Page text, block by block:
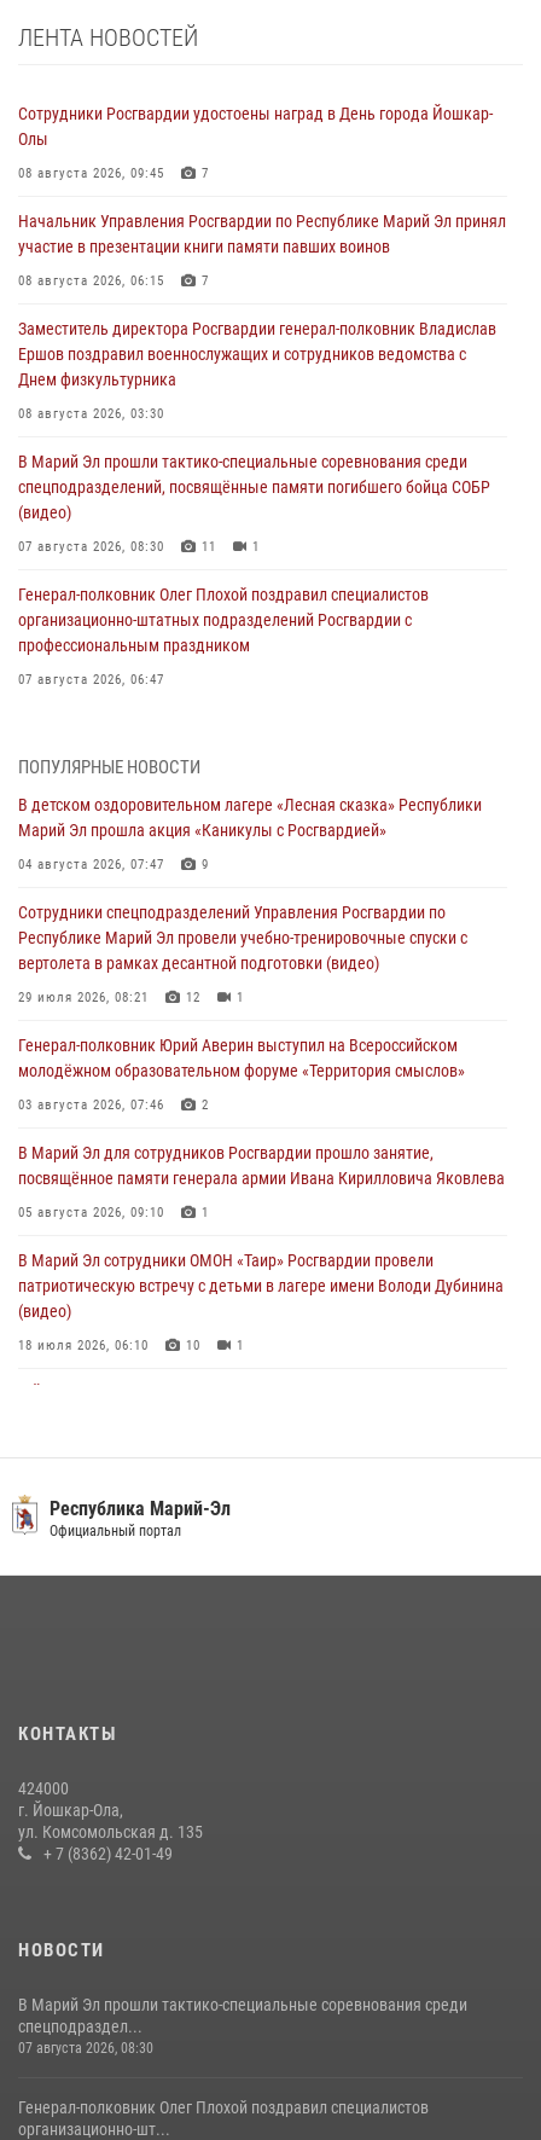
ЛЕНТА НОВОСТЕЙ
Сотрудники Росгвардии удостоены наград в День города Йошкар-
Олы
08 августа 2026, 09:45 7
Начальник Управления Росгвардии по Республике Марий Эл принял
участие в презентации книги памяти павших воинов
08 августа 2026, 06:15 7
Заместитель директора Росгвардии генерал-полковник Владислав
Ершов поздравил военнослужащих и сотрудников ведомства с
Днем физкультурника
08 августа 2026, 03:30
В Марий Эл прошли тактико-специальные соревнования среди
спецподразделений, посвящённые памяти погибшего бойца СОБР
(видео)
07 августа 2026, 08:30 11 1
Генерал-полковник Олег Плохой поздравил специалистов
организационно-штатных подразделений Росгвардии с
профессиональным праздником
07 августа 2026, 06:47
Всероссийском семинаре в Нижнем Новгороде (видео)
07 августа 2026, 06:25 8 1
Команда «Росгвардия» принимает участие в военно-спортивном
07 августа 2026, 05:43 10
Представитель вневедомственной охраны Управления Росгвардии
по Республике Марий Эл принял участие в учебно-методическом
06 августа 2026, 09:37 10
В Марий Эл сотрудники ЛРР Росгвардии за прошедший месяц
06 августа 2026, 08:00
В Марий Эл сотрудники вневедомственной охраны Росгвардии за
05 августа 2026, 09:44
ПОПУЛЯРНЫЕ НОВОСТИ
В детском оздоровительном лагере «Лесная сказка» Республики
Марий Эл прошла акция «Каникулы с Росгвардией»
04 августа 2026, 07:47 9
Сотрудники спецподразделений Управления Росгвардии по
Республике Марий Эл провели учебно-тренировочные спуски с
вертолета в рамках десантной подготовки (видео)
29 июля 2026, 08:21 12 1
Генерал-полковник Юрий Аверин выступил на Всероссийском
молодёжном образовательном форуме «Территория смыслов»
03 августа 2026, 07:46 2
В Марий Эл для сотрудников Росгвардии прошло занятие,
посвящённое памяти генерала армии Ивана Кирилловича Яковлева
05 августа 2026, 09:10 1
В Марий Эл сотрудники ОМОН «Таир» Росгвардии провели
патриотическую встречу с детьми в лагере имени Володи Дубинина
(видео)
18 июля 2026, 06:10 10 1
В Марий Эл сотрудники Росгвардии присоединились к масштабной
донорской акции (видео)
Управление Росгвардии по Республике Марий Эл продолжает
(видео)
11 июля 2026, 06:20 9
28 июля 2026, 11:52
Республика Марий-Эл
Официальный портал
КОНТАКТЫ
424000
г. Йошкар-Ола,
ул. Комсомольская д. 135
+ 7 (8362) 42-01-49
НОВОСТИ
В Марий Эл прошли тактико-специальные соревнования среди
спецподраздел...
07 августа 2026, 08:30
Генерал-полковник Олег Плохой поздравил специалистов
организационно-шт...